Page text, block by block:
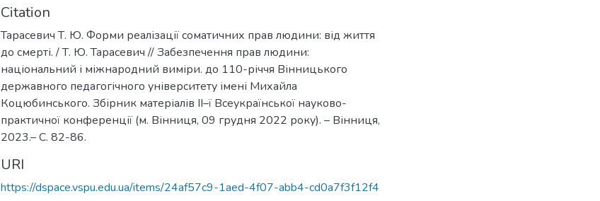
Citation
Тарасевич Т. Ю. Форми реалізації соматичних прав людини: від життя
до смерті. / Т. Ю. Тарасевич // Забезпечення прав людини:
національний і міжнародний виміри. до 110-річчя Вінницького
державного педагогічного університету імені Михайла
Коцюбинського. Збірник матеріалів ІІ–ї Всеукраїнської науково-
практичної конференції (м. Вінниця, 09 грудня 2022 року). – Вінниця,
2023.– С. 82-86.
URI
https://dspace.vspu.edu.ua/items/24af57c9-1aed-4f07-abb4-cd0a7f3f12f4